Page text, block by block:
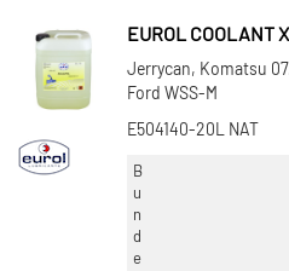
EUROL COOLANT
Jerrycan, Komatsu
Ford WSS-M
E504140-20L NAT
B
u
n
d
e